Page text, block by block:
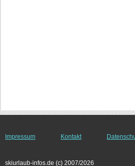
Impressum Kontakt
skiurlaub-infos.de (c) 2007/2026